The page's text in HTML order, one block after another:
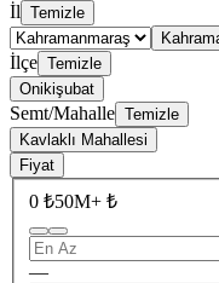
İl Temizle
İlçe Temizle
Onikişubat
Semt/Mahalle Temizle
Kavlaklı Mahallesi
Fiyat
0 ₺50M+ ₺
—